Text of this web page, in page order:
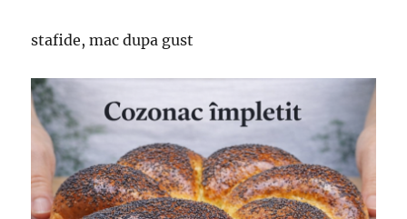
stafide, mac dupa gust